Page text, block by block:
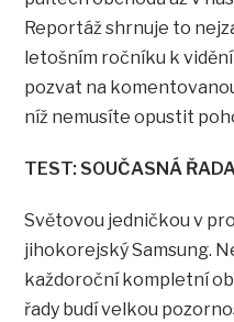
Reportáž shrnuje to
letošním ročníku k
pozvat na
níž nemusíte opustit
TEST: SOUČASNÁ
Světovou jedničkou v
jihokorejský Samsung.
každoroční kompletní
řady budí velkou